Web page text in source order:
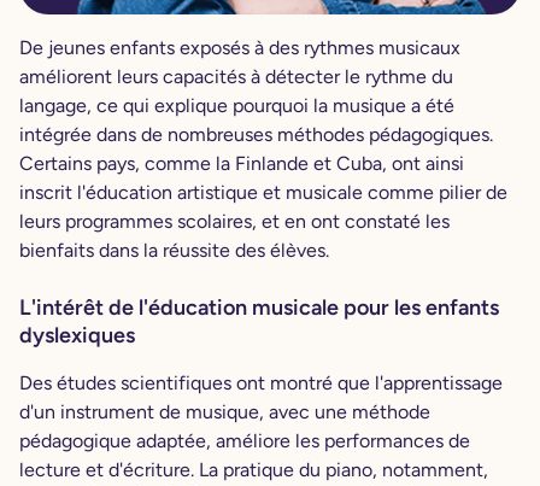
De jeunes enfants exposés à des rythmes musicaux
améliorent leurs capacités à détecter le rythme du
langage, ce qui explique pourquoi la musique a été
intégrée dans de nombreuses méthodes pédagogiques.
Certains pays, comme la Finlande et Cuba, ont ainsi
inscrit l'éducation artistique et musicale comme pilier de
leurs programmes scolaires, et en ont constaté les
bienfaits dans la réussite des élèves.
L'intérêt de l'éducation musicale pour les enfants
dyslexiques
Des études scientifiques ont montré que l'apprentissage
d'un instrument de musique, avec une méthode
pédagogique adaptée, améliore les performances de
lecture et d'écriture. La pratique du piano, notamment,